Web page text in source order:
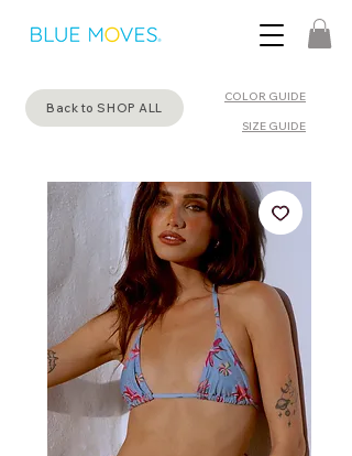
Back to SHOP ALL
COLOR GUIDE
SIZE GUIDE